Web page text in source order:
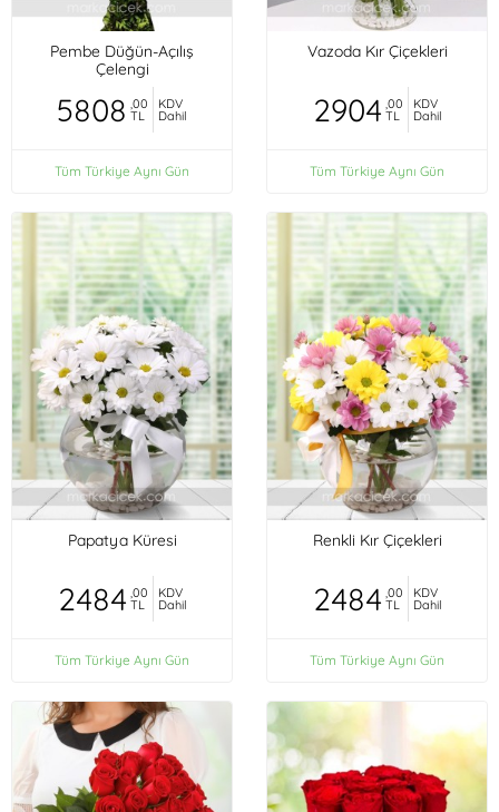
Pembe Düğün-Açılış
Çelengi
5808 ,00
TL
KDV
Dahil
Tüm Türkiye Aynı Gün
Vazoda Kır Çiçekleri
2904 ,00
TL
KDV
Dahil
Tüm Türkiye Aynı Gün
Papatya Küresi
2484 ,00
TL
KDV
Dahil
Tüm Türkiye Aynı Gün
Renkli Kır Çiçekleri
2484 ,00
TL
KDV
Dahil
Tüm Türkiye Aynı Gün